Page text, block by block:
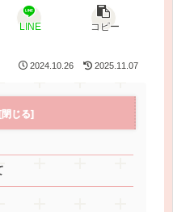
LINE コピー
2024.10.26 2025.11.07